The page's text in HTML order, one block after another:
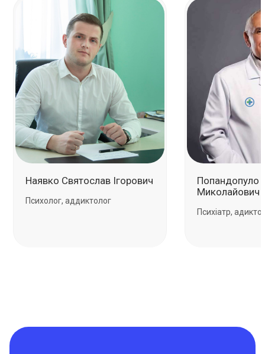
Наявко Святослав Ігорович
Психолог, аддиктолог
Попандопуло
Миколайович
Психіатр,